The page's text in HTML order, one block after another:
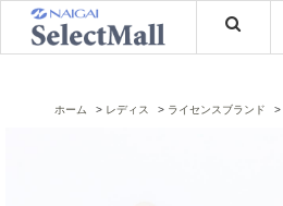
ホーム レディス ライセンスブランド